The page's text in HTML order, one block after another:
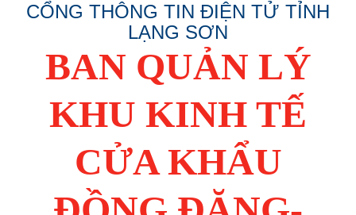
CỔNG THÔNG TIN ĐIỆN TỬ TỈNH
LẠNG SƠN
BAN QUẢN LÝ
KHU KINH TẾ
CỬA KHẨU